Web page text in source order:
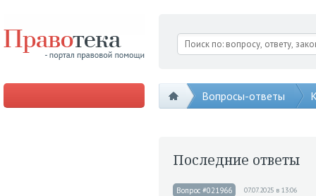
Вопросы-ответы
Последние ответы
Вопрос #021966 07.07.2025 в 13:06